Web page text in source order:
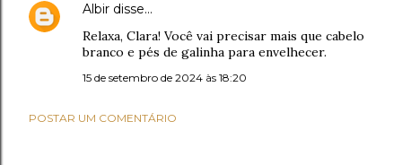
Albir disse…
Relaxa, Clara! Você vai precisar mais que cabelo
branco e pés de galinha para envelhecer.
15 de setembro de 2024 às 18:20
POSTAR UM COMENTÁRIO